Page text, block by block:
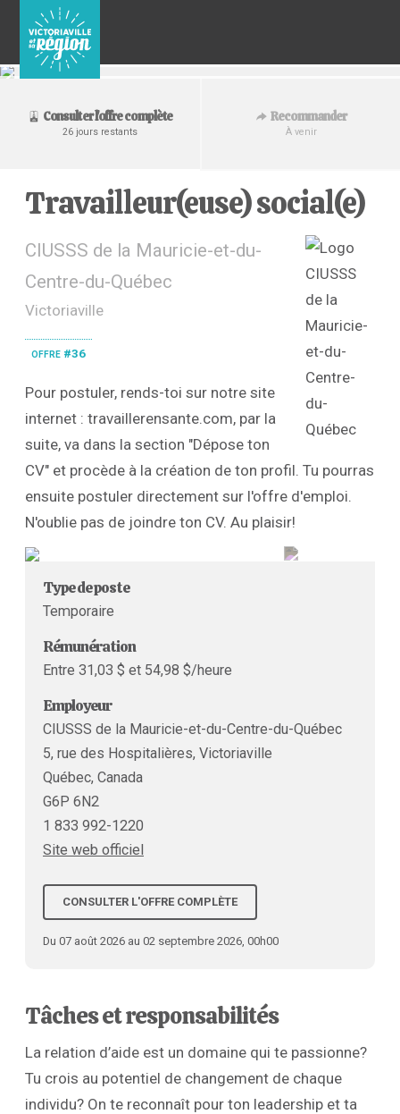
Consulter l'offre complète
26 jours restants
Recommander
À venir
Travailleur(euse) social(e)
CIUSSS de la Mauricie-et-du-
Centre-du-Québec
Victoriaville
offre #36
Pour postuler, rends-toi sur notre site
internet : travaillerensante.com, par la
suite, va dans la section "Dépose ton
CV" et procède à la création de ton profil. Tu pourras
ensuite postuler directement sur l'offre d'emploi.
N'oublie pas de joindre ton CV. Au plaisir!
Type de poste
Temporaire
Rémunération
Entre 31,03 $ et 54,98 $/heure
Employeur
CIUSSS de la Mauricie-et-du-Centre-du-Québec
5, rue des Hospitalières, Victoriaville
Québec, Canada
G6P 6N2
1 833 992-1220
Site web officiel
CONSULTER L'OFFRE COMPLÈTE
Du 07 août 2026 au 02 septembre 2026, 00h00
Tâches et responsabilités
La relation d’aide est un domaine qui te passionne?
Tu crois au potentiel de changement de chaque
individu? On te reconnaît pour ton leadership et ta